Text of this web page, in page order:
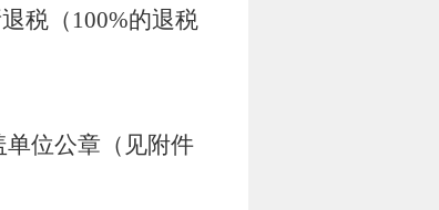
税（ 100%的退税
位公章（见附件